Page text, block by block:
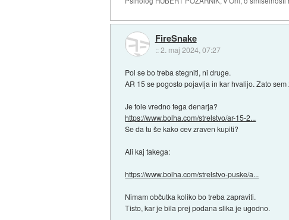
FireSnake
::2. maj 2024, 07:27
Pol se bo treba stegniti, ni druge.
AR 15 se pogosto pojavlja in kar hvalijo. Zato
Je tole vredno tega denarja?
https://www.bolha.com/strelstvo/ar-15-2...
Se da tu še kako cev zraven kupiti?
Ali kaj takega:
https://www.bolha.com/strelstvo-puske/a...
Nimam občutka koliko bo treba zapraviti.
Tisto, kar je bila prej podana slika je ugodno.